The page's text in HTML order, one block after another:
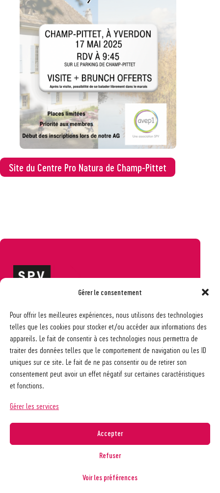
Gérer le consentement
Pour offrir les meilleures expériences, nous utilisons des technologies
telles que les cookies pour stocker et/ou accéder aux informations des
appareils. Le fait de consentir à ces technologies nous permettra de
traiter des données telles que le comportement de navigation ou les ID
uniques sur ce site. Le fait de ne pas consentir ou de retirer son
consentement peut avoir un effet négatif sur certaines caractéristiques
et fonctions.
Gérer les services
Accepter
Refuser
Voir les préférences
Site du Centre Pro Natura de Champ-Pittet
Ch. des Allinges 2
1006 Lausanne
021 617 65 59
info@spv-vd.ch
FAQ
Les associations
Nos guides pratiques